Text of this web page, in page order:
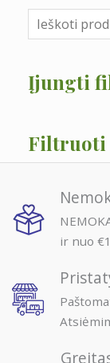
Įjungti
Filtruoti
ir nuo